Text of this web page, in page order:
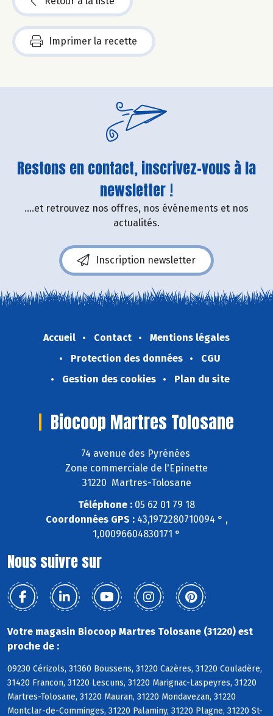
Imprimer la recette
Restons en contact, inscrivez-vous à la
newsletter !
....et retrouvez nos offres, nos événements et nos
actualités.
Inscription newsletter
Accueil Contact
Mentions légales
Protection des données
CGU
Gestion des cookies
Plan du site
Biocoop Martres Tolosane
74 avenue des Pyrénées
Zone commerciale de l'Epinette
31220 Martres-Tolosane
Téléphone : 05 62 01 79 18
Coordonnées GPS :43,1972280710094 ° ,
1,00096604830171 °
Nous suivre sur
Votre magasin Biocoop Martres Tolosane (31220) est
proche de :
09230 Cérizols, 31360 Boussens, 31220 Cazères, 31220 Couladère,
31420 Francon, 31220 Lescuns, 31220 Marignac-Laspeyres, 31220
Martres-Tolosane, 31220 Mauran, 31220 Mondavezan, 31220
Montclar-de-Comminges, 31220 Palaminy, 31220 Plagne, 31220 St-